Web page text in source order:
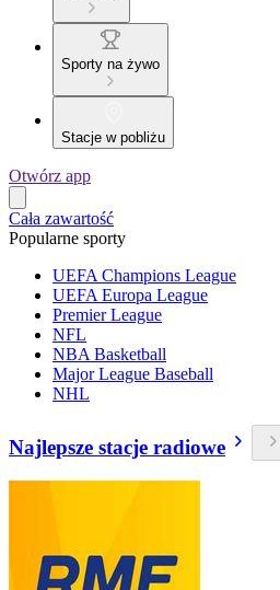
Sporty na żywo
Stacje w pobliżu
Otwórz app
Cała zawartość
Popularne sporty
UEFA Champions League
UEFA Europa League
Premier League
NFL
NBA Basketball
Major League Baseball
NHL
Najlepsze stacje radiowe